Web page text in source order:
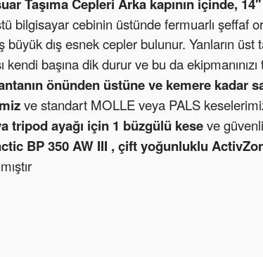
Taşıma Cepleri Arka kapının içinde,
bilgisayar cebinin üstünde fermuarlı şeffaf
dış esnek cepler bulunur. Yanların üst
kendi başına dik durur ve bu da
önünden üstüne ve kemere
ve standart MOLLE veya PALS
tripod ayağı için 1 büzgülü keseve
BP 350 AW III , çift yoğunluklu